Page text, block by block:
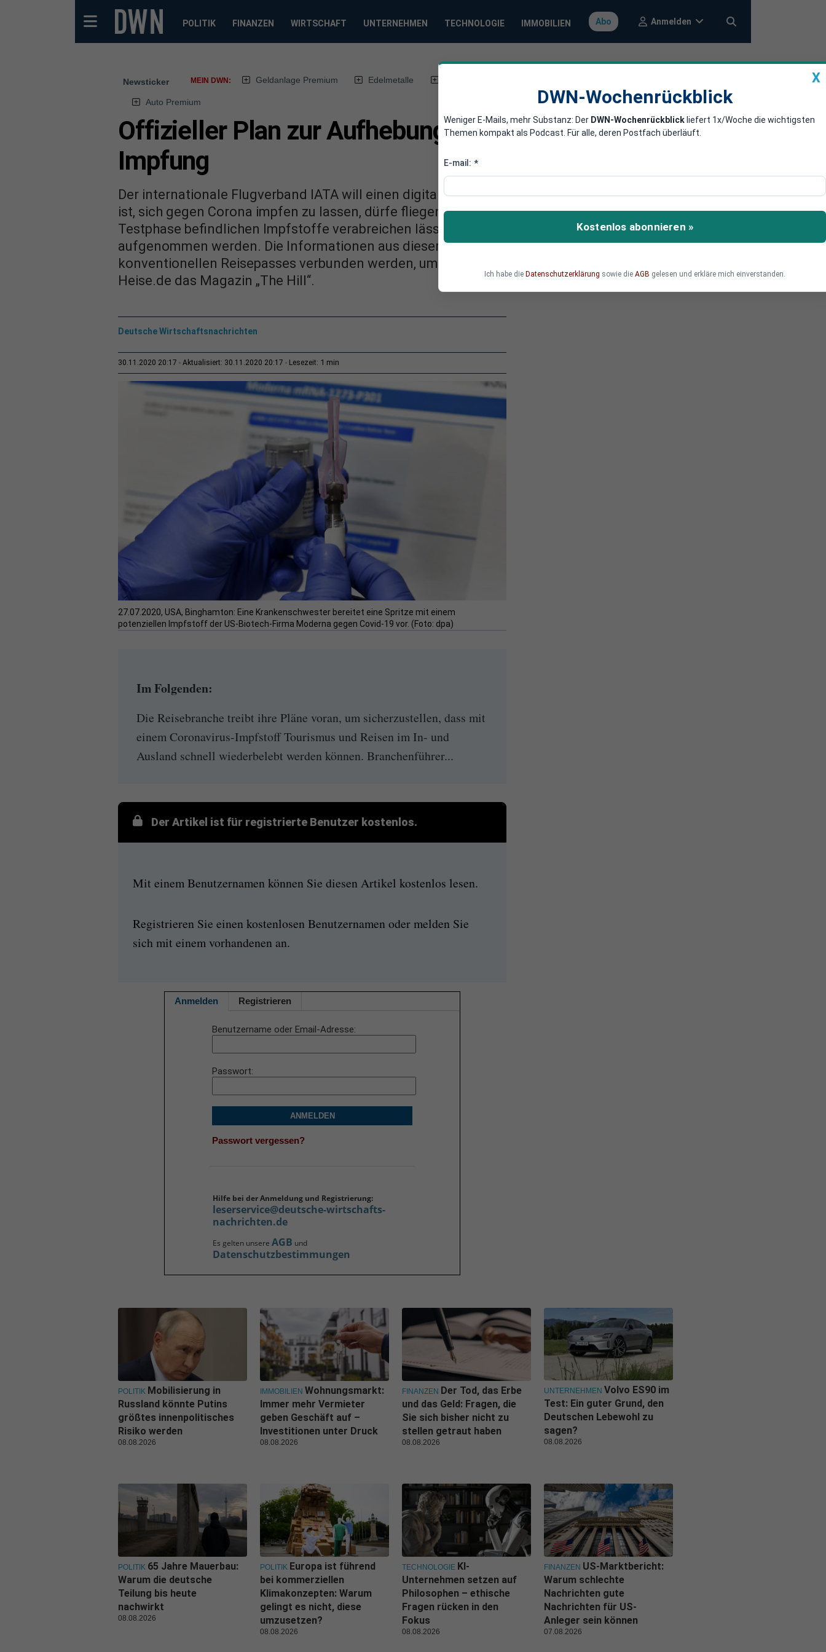
POLITIK FINANZEN WIRTSCHAFT UNTERNEHMEN TECHNOLOGIE IMMOBILIEN Abo Anmelden
Newsticker MEIN DWN: Geldanlage Premium Edelmetalle
Auto Premium
Offizieller Plan zur Aufhebung der Reisefreiheit ohne
Impfung
Der internationale Flugverband IATA will einen digitalen Corona-Impfpass einführen. Wer bereit
ist, sich gegen Corona impfen zu lassen, dürfe fliegen. „Wer sich eines der derzeit in der
Testphase befindlichen Impfstoffe verabreichen lässt, wird offenbar in eine Datenbank
aufgenommen werden. Die Informationen aus dieser Datenbank sollen mit den Daten des
konventionellen Reisepasses verbunden werden, um sie parallel abrufen zu können“, zitiert
Heise.de das Magazin „The Hill“.
Deutsche Wirtschaftsnachrichten
30.11.2020 20:17 Aktualisiert: 30.11.2020 20:17 Lesezeit: 1 min
27.07.2020, USA, Binghamton: Eine Krankenschwester bereitet eine Spritze mit einem
potenziellen Impfstoff der US-Biotech-Firma Moderna gegen Covid-19 vor. (Foto: dpa)
Im Folgenden:
Die Reisebranche treibt ihre Pläne voran, um sicherzustellen, dass mit
einem Coronavirus-Impfstoff Tourismus und Reisen im In- und
Ausland schnell wiederbelebt werden können. Branchenführer...
Der Artikel ist für registrierte Benutzer kostenlos.
Mit einem Benutzernamen können Sie diesen Artikel kostenlos lesen.
Registrieren Sie einen kostenlosen Benutzernamen oder melden Sie
sich mit einem vorhandenen an.
Anmelden Registrieren
Benutzername oder Email-Adresse
Passwort
ANMELDEN
Passwort vergessen?
Hilfe bei der Anmeldung und Registrierung:
leserservice@deutsche-wirtschafts-
nachrichten.de
Es gelten unsere AGB und
Datenschutzbestimmungen
X
DWN-Wochenrückblick
Weniger E-Mails, mehr Substanz: Der DWN-Wochenrückblick liefert 1x/Woche die wichtigsten
Themen kompakt als Podcast. Für alle, deren Postfach überläuft.
E-mail: *
Kostenlos abonnieren »
Ich habe die Datenschutzerklärung sowie die AGB gelesen und erkläre mich einverstanden.
POLITIK Mobilisierung in
Russland könnte Putins
größtes innenpolitisches
Risiko werden
08.08.2026
IMMOBILIEN Wohnungsmarkt:
Immer mehr Vermieter
geben Geschäft auf –
Investitionen unter Druck
08.08.2026
FINANZEN Der Tod, das Erbe
und das Geld: Fragen, die
Sie sich bisher nicht zu
stellen getraut haben
08.08.2026
UNTERNEHMEN Volvo ES90 im
Test: Ein guter Grund, den
Deutschen Lebewohl zu
sagen?
08.08.2026
POLITIK 65 Jahre Mauerbau:
Warum die deutsche
Teilung bis heute
nachwirkt
08.08.2026
POLITIK Europa ist führend
bei kommerziellen
Klimakonzepten: Warum
gelingt es nicht, diese
umzusetzen?
08.08.2026
TECHNOLOGIE KI-
Unternehmen setzen auf
Philosophen – ethische
Fragen rücken in den
Fokus
08.08.2026
FINANZEN US-Marktbericht:
Warum schlechte
Nachrichten gute
Nachrichten für US-
Anleger sein können
07.08.2026